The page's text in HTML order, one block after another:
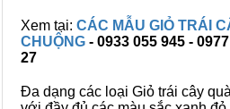
Xem tại: CÁC MẪU GIỎ TRÁI
CHUỘNG - 0933 055 945 -
27
Đa dạng các loại Giỏ trái cây